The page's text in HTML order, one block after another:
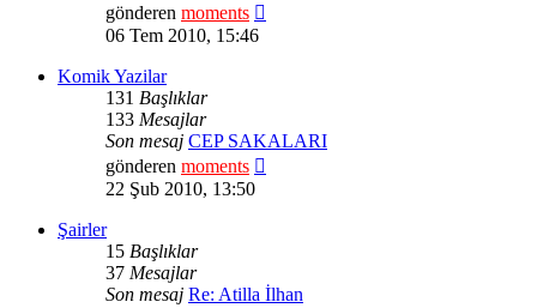
gönderen moments
06 Tem 2010, 15:46
Komik Yazilar
131 Başlıklar
133 Mesajlar
Son mesaj CEP SAKALARI
gönderen moments
22 Şub 2010, 13:50
Şairler
15 Başlıklar
37 Mesajlar
Son mesaj Re: Atilla İlhan